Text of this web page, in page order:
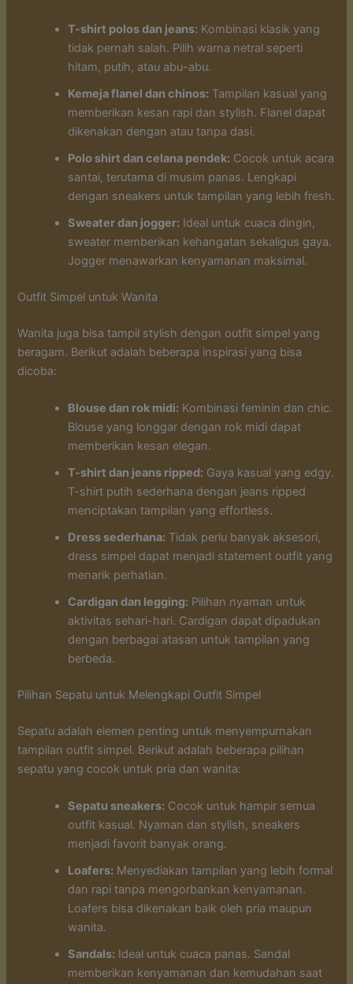
T-shirt polos dan jeans: Kombinasi klasik yang
tidak pernah salah. Pilih warna netral seperti
hitam, putih, atau abu-abu.
Kemeja flanel dan chinos: Tampilan kasual yang
memberikan kesan rapi dan stylish. Flanel dapat
dikenakan dengan atau tanpa dasi.
Polo shirt dan celana pendek: Cocok untuk acara
santai, terutama di musim panas. Lengkapi
dengan sneakers untuk tampilan yang lebih fresh.
Sweater dan jogger: Ideal untuk cuaca dingin,
sweater memberikan kehangatan sekaligus gaya.
Jogger menawarkan kenyamanan maksimal.
Outfit Simpel untuk Wanita
Wanita juga bisa tampil stylish dengan outfit simpel yang
beragam. Berikut adalah beberapa inspirasi yang bisa
dicoba:
Blouse dan rok midi: Kombinasi feminin dan chic.
Blouse yang longgar dengan rok midi dapat
memberikan kesan elegan.
T-shirt dan jeans ripped: Gaya kasual yang edgy.
T-shirt putih sederhana dengan jeans ripped
menciptakan tampilan yang effortless.
Dress sederhana: Tidak perlu banyak aksesori,
dress simpel dapat menjadi statement outfit yang
menarik perhatian.
Cardigan dan legging: Pilihan nyaman untuk
aktivitas sehari-hari. Cardigan dapat dipadukan
dengan berbagai atasan untuk tampilan yang
berbeda.
Pilihan Sepatu untuk Melengkapi Outfit Simpel
Sepatu adalah elemen penting untuk menyempurnakan
tampilan outfit simpel. Berikut adalah beberapa pilihan
sepatu yang cocok untuk pria dan wanita:
Sepatu sneakers: Cocok untuk hampir semua
outfit kasual. Nyaman dan stylish, sneakers
menjadi favorit banyak orang.
Loafers: Menyediakan tampilan yang lebih formal
dan rapi tanpa mengorbankan kenyamanan.
Loafers bisa dikenakan baik oleh pria maupun
wanita.
Sandals: Ideal untuk cuaca panas. Sandal
memberikan kenyamanan dan kemudahan saat